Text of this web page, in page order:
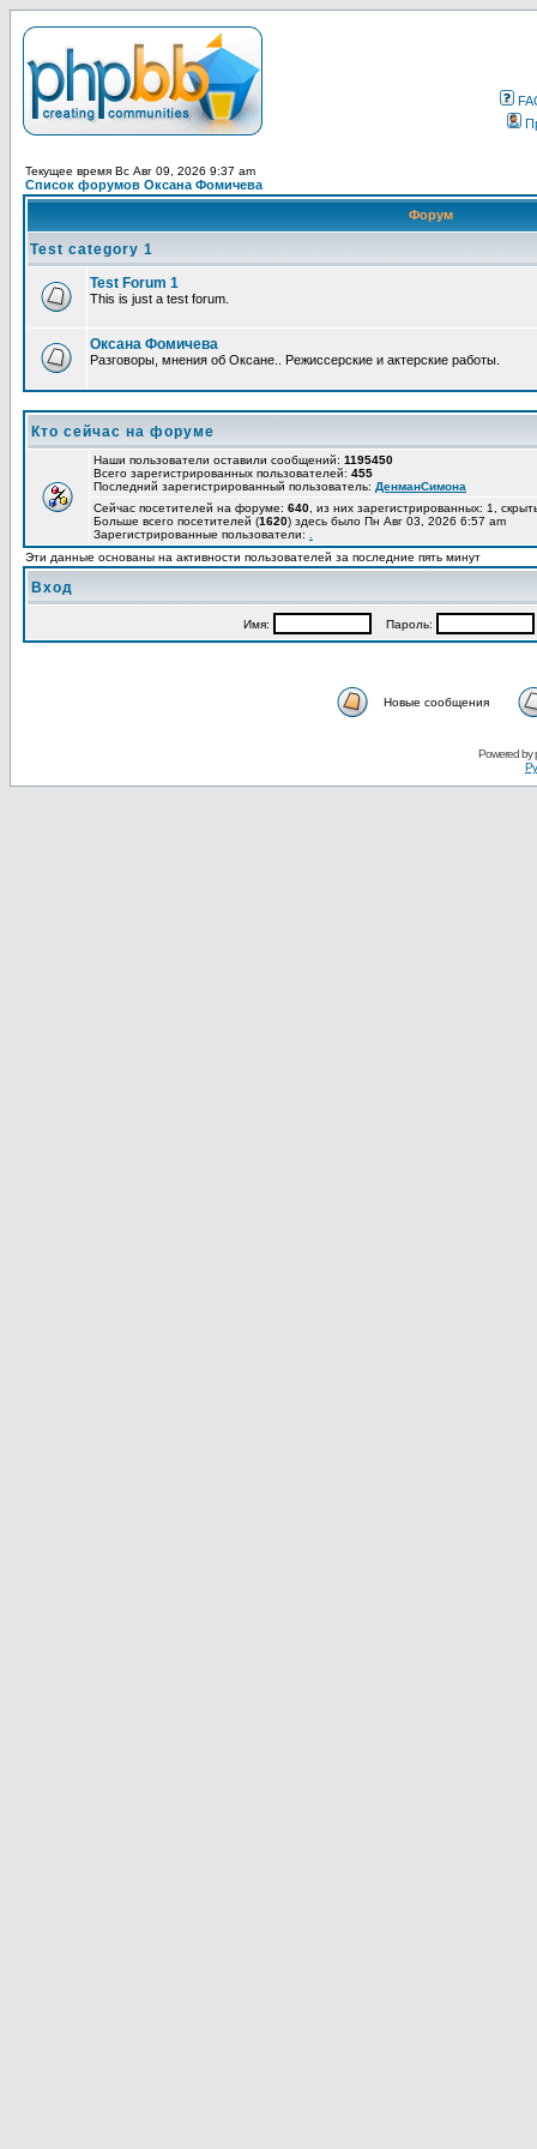
Текущее время Вс Авг 09, 2026 9:37 am
Список форумов Оксана Фомичева
Форум
Test category 1
Test Forum 1
This is just a test forum.
Оксана Фомичева
Разговоры, мнения об Оксане.. Режиссерские и актерские работы.
Кто сейчас на форуме
Наши пользователи оставили сообщений: 1195450
Всего зарегистрированных пользователей: 455
Последний зарегистрированный пользователь: ДенманСимона
Сейчас посетителей на форуме: 640 , из них зарегистрированных: 1,
Больше всего посетителей (1620) здесь было Пн Авг 03, 2026 6:57 am
Зарегистрированные пользователи:
Эти данные основаны на активности пользователей за последние пять минут
Вход
Имя: Пароль:
Новые сообщения
Powered by